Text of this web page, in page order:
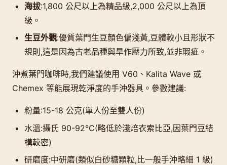
海拔:1,800 公尺以上為精品級,2,000 公尺以上為頂
級。
生豆外觀:優質葉門生豆顏色偏淺黃,豆體較小且形狀不
規則,這是因為古老品種與旱作壓力所致,並非瑕疵。
沖煮葉門咖啡時,我們建議使用 V60、Kalita Wave 或
Chemex 等能展現乾淨度的手沖器具。參數建議:
粉量:15-18 公克(單人份至雙人份)
水溫:攝氏 90-92°C(略低於淺焙衣索比亞,因葉門豆結
構較密)
研磨度:中研磨(類似白砂糖顆粒,比一般手沖略細 1 級)